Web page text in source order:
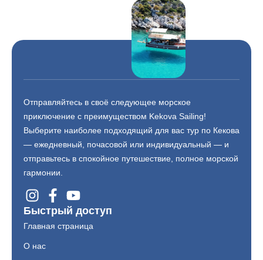
Отправляйтесь в своё следующее морское
приключение с преимуществом Kekova Sailing!
Выберите наиболее подходящий для вас тур по Кекова
— ежедневный, почасовой или индивидуальный — и
отправьтесь в спокойное путешествие, полное морской
гармонии.
Быстрый доступ
Главная страница
О нас